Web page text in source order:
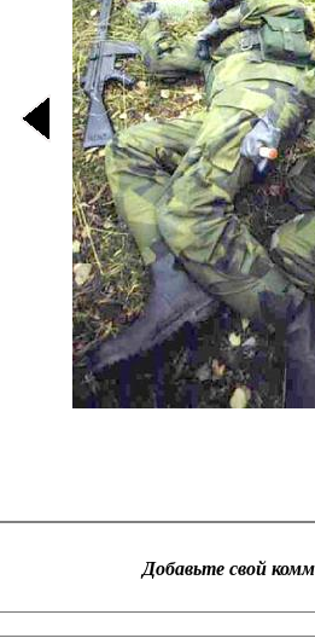
Добавьте свой